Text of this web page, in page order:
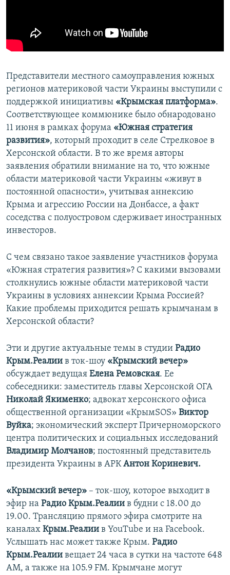
КРЫМ.НЕПОКОРЕННЫЙ
ELIFBE
Все сайты RFE/RL
Представители местного самоуправления южных
регионов материковой части Украины выступили с
поддержкой инициативы «Крымская платформа».
Соответствующее коммюнике было обнародовано
11 июня в рамках форума «Южная стратегия
развития», который проходит в селе Стрелковое в
Херсонской области. В то же время авторы
заявления обратили внимание на то, что южные
области материковой части Украины «живут в
постоянной опасности», учитывая аннексию
Крыма и агрессию России на Донбассе, а факт
соседства с полуостровом сдерживает иностранных
инвесторов.
С чем связано такое заявление участников форума
«Южная стратегия развития»? С какими вызовами
столкнулись южные области материковой части
Украины в условиях аннексии Крыма Россией?
Какие проблемы приходится решать крымчанам в
Херсонской области?
Эти и другие актуальные темы в студии Радио
Крым.Реалии в ток-шоу «Крымский вечер»
обсуждает ведущая Елена Ремовская. Ее
собеседники: заместитель главы Херсонской ОГА
Николай Якименко; адвокат херсонского офиса
общественной организации «КрымSOS» Виктор
Вуйка; экономический эксперт Причерноморского
центра политических и социальных исследований
Владимир Молчанов; постоянный представитель
президента Украины в АРКАнтон Кориневич.
«Крымский вечер» – ток-шоу, которое выходит в
эфир на Радио Крым.Реалии в будни с 18.00 до
19.00. Трансляцию прямого эфира смотрите на
каналах Крым.Реалии в YouTube и на Facebook.
Услышать нас может также Крым. Радио
Крым.Реалии вещает 24 часа в сутки на частоте 648
АМ, а также на 105.9 FM. Крымчане могут